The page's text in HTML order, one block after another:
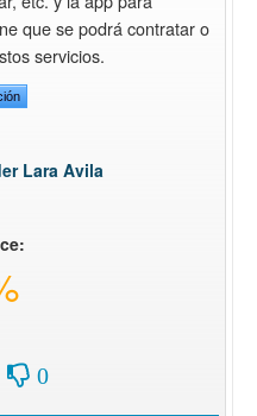
que se podrá contratar o
servicios.
Lara Avila
0